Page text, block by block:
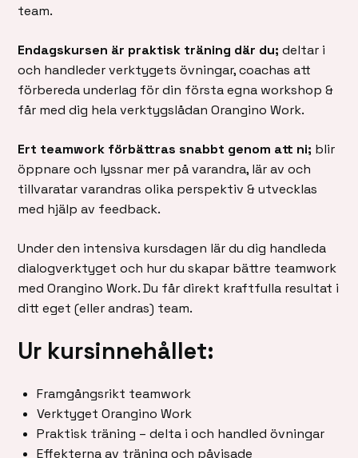
team.
Endagskursen är praktisk träning där du; deltar i
och handleder verktygets övningar, coachas att
förbereda underlag för din första egna workshop &
får med dig hela verktygslådan Orangino Work.
Ert teamwork förbättras snabbt genom att ni; blir
öppnare och lyssnar mer på varandra, lär av och
tillvaratar varandras olika perspektiv & utvecklas
med hjälp av feedback.
Under den intensiva kursdagen lär du dig handleda
dialogverktyget och hur du skapar bättre teamwork
med Orangino Work. Du får direkt kraftfulla resultat i
ditt eget (eller andras) team.
Ur kursinnehållet:
Framgångsrikt teamwork
Verktyget Orangino Work
Praktisk träning – delta i och handled övningar
Effekterna av träning och påvisade